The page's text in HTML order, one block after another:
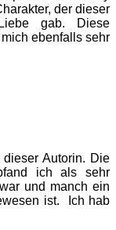
der dieser
gab. Diese
ebenfalls sehr
Autorin. Die
ich als sehr
und manch ein
ist. Ich hab